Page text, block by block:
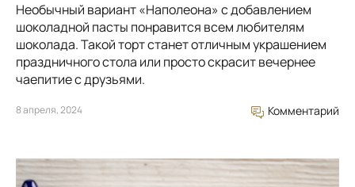
Необычный вариант «Наполеона» с добавлением
шоколадной пасты понравится всем любителям
шоколада. Такой торт станет отличным украшением
праздничного стола или просто скрасит вечернее
чаепитие с друзьями.
8 апреля, 2024 Комментарий